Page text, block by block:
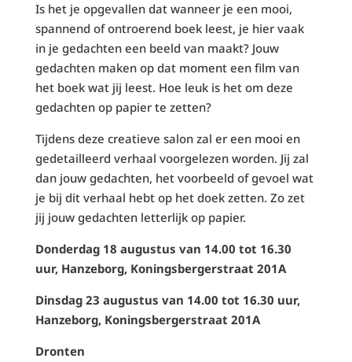
Is het je opgevallen dat wanneer je een mooi,
spannend of ontroerend boek leest, je hier vaak
in je gedachten een beeld van maakt? Jouw
gedachten maken op dat moment een film van
het boek wat jij leest. Hoe leuk is het om deze
gedachten op papier te zetten?
Tijdens deze creatieve salon zal er een mooi en
gedetailleerd verhaal voorgelezen worden. Jij zal
dan jouw gedachten, het voorbeeld of gevoel wat
je bij dit verhaal hebt op het doek zetten. Zo zet
jij jouw gedachten letterlijk op papier.
Donderdag 18 augustus van 14.00 tot 16.30
uur, Hanzeborg, Koningsbergerstraat 201A
Dinsdag 23 augustus van 14.00 tot 16.30 uur,
Hanzeborg, Koningsbergerstraat 201A
Dronten